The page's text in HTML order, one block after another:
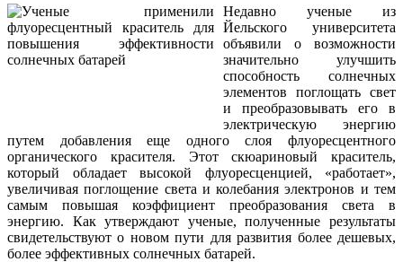
Недавно ученые из
Йельского университета
объявили о возможности
значительно улучшить
способность солнечных
элементов поглощать свет
и преобразовывать его в
электрическую энергию
путем добавления еще одного слоя флуоресцентного
органического красителя. Этот скюариновый краситель,
который обладает высокой флуоресценцией, «работает»,
увеличивая поглощение света и колебания электронов и тем
самым повышая коэффициент преобразования света в
энергию. Как утверждают ученые, полученные результаты
свидетельствуют о новом пути для развития более дешевых,
более эффективных солнечных батарей.